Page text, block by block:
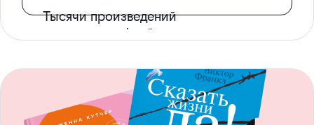
Тысячи произведений
с доступом офлайн